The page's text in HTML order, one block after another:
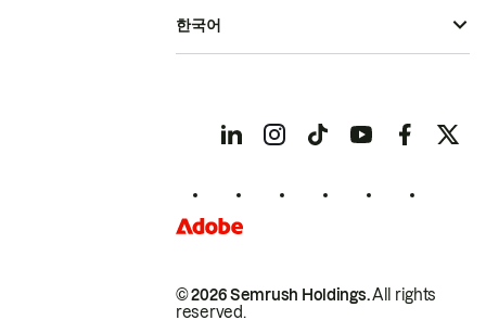
© 2026 Semrush Holdings.All rights
reserved.
한국어